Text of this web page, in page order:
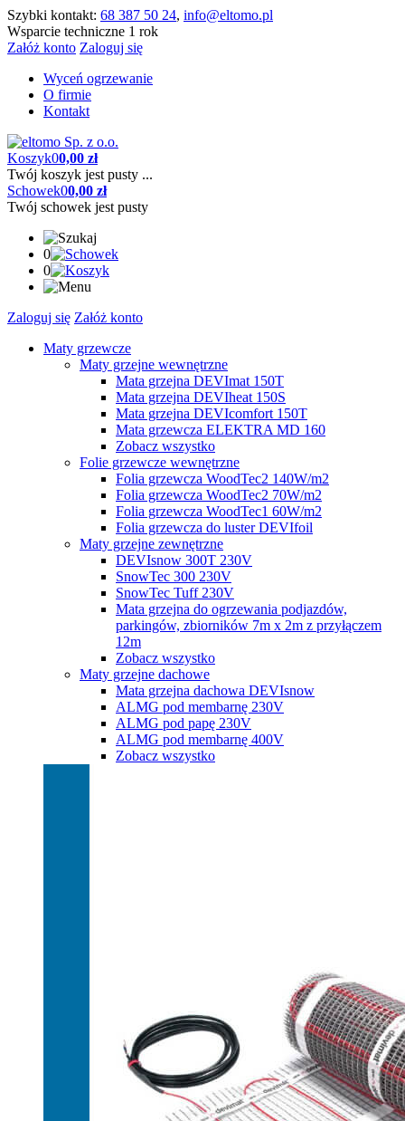
Szybki kontakt: 68 387 50 24, info@eltomo.pl
Wsparcie techniczne 1 rok
Załóż konto Zaloguj się
Wyceń ogrzewanie
O firmie
Kontakt
Koszyk00,00 zł
Twój koszyk jest pusty ...
Schowek00,00 zł
Twój schowek jest pusty
0
0
Zaloguj się Załóż konto
Maty grzewcze
Maty grzejne wewnętrzne
Mata grzejna DEVImat 150T
Mata grzejna DEVIheat 150S
Mata grzejna DEVIcomfort 150T
Mata grzewcza ELEKTRA MD 160
Zobacz wszystko
Folie grzewcze wewnętrzne
Folia grzewcza WoodTec2 140W/m2
Folia grzewcza WoodTec2 70W/m2
Folia grzewcza WoodTec1 60W/m2
Folia grzewcza do luster DEVIfoil
Maty grzejne zewnętrzne
DEVIsnow 300T 230V
SnowTec 300 230V
SnowTec Tuff 230V
Mata grzejna do ogrzewania podjazdów,
parkingów, zbiorników 7m x 2m z przyłączem
12m
Zobacz wszystko
Maty grzejne dachowe
Mata grzejna dachowa DEVIsnow
ALMG pod membarnę 230V
ALMG pod papę 230V
ALMG pod membarnę 400V
Zobacz wszystko